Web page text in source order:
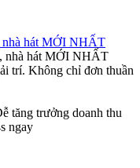
nhà hát MỚI NHẤT
nhà hát MỚI NHẤT
trí. Không chỉ đơn thuần
tăng trưởng doanh thu
ngay